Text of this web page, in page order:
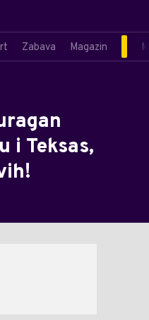
Zabava Magazin
i Teksas,